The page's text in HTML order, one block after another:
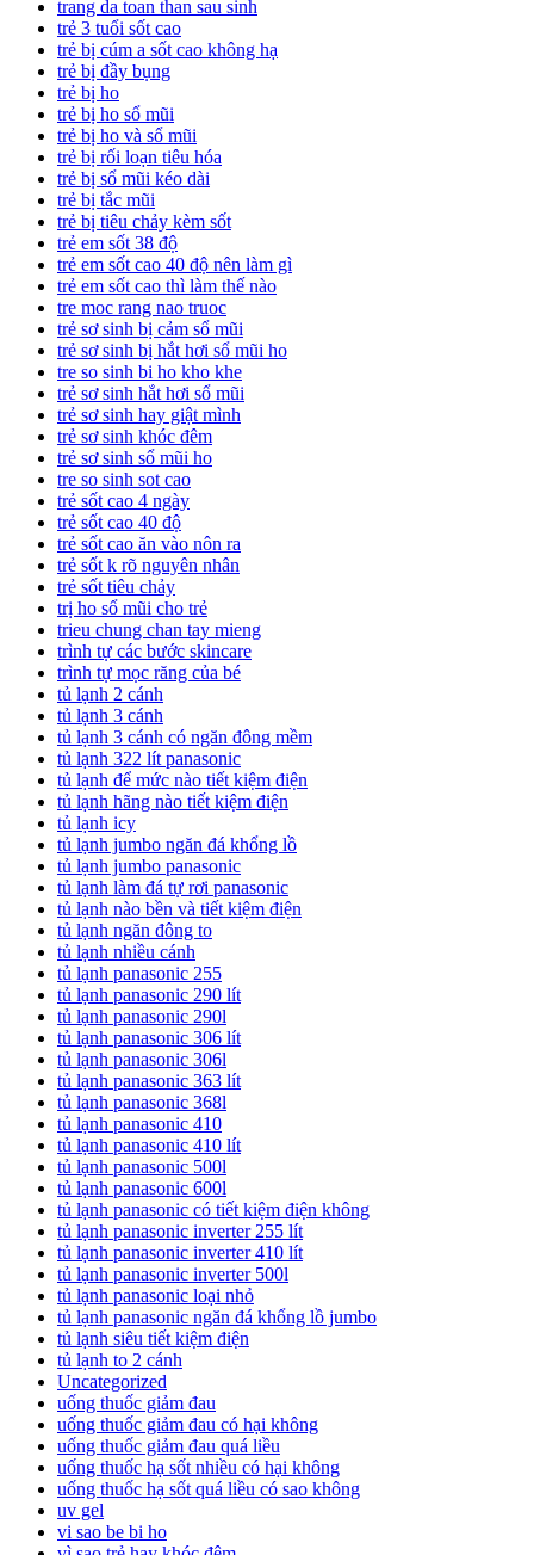
trang da toan than sau sinh
trẻ 3 tuổi sốt cao
trẻ bị cúm a sốt cao không hạ
trẻ bị đầy bụng
trẻ bị ho
trẻ bị ho sổ mũi
trẻ bị ho và sổ mũi
trẻ bị rối loạn tiêu hóa
trẻ bị sổ mũi kéo dài
trẻ bị tắc mũi
trẻ bị tiêu chảy kèm sốt
trẻ em sốt 38 độ
trẻ em sốt cao 40 độ nên làm gì
trẻ em sốt cao thì làm thế nào
tre moc rang nao truoc
trẻ sơ sinh bị cảm sổ mũi
trẻ sơ sinh bị hắt hơi sổ mũi ho
tre so sinh bi ho kho khe
trẻ sơ sinh hắt hơi sổ mũi
trẻ sơ sinh hay giật mình
trẻ sơ sinh khóc đêm
trẻ sơ sinh sổ mũi ho
tre so sinh sot cao
trẻ sốt cao 4 ngày
trẻ sốt cao 40 độ
trẻ sốt cao ăn vào nôn ra
trẻ sốt k rõ nguyên nhân
trẻ sốt tiêu chảy
trị ho sổ mũi cho trẻ
trieu chung chan tay mieng
trình tự các bước skincare
trình tự mọc răng của bé
tủ lạnh 2 cánh
tủ lạnh 3 cánh
tủ lạnh 3 cánh có ngăn đông mềm
tủ lạnh 322 lít panasonic
tủ lạnh để mức nào tiết kiệm điện
tủ lạnh hãng nào tiết kiệm điện
tủ lạnh icy
tủ lạnh jumbo ngăn đá khổng lồ
tủ lạnh jumbo panasonic
tủ lạnh làm đá tự rơi panasonic
tủ lạnh nào bền và tiết kiệm điện
tủ lạnh ngăn đông to
tủ lạnh nhiều cánh
tủ lạnh panasonic 255
tủ lạnh panasonic 290 lít
tủ lạnh panasonic 290l
tủ lạnh panasonic 306 lít
tủ lạnh panasonic 306l
tủ lạnh panasonic 363 lít
tủ lạnh panasonic 368l
tủ lạnh panasonic 410
tủ lạnh panasonic 410 lít
tủ lạnh panasonic 500l
tủ lạnh panasonic 600l
tủ lạnh panasonic có tiết kiệm điện không
tủ lạnh panasonic inverter 255 lít
tủ lạnh panasonic inverter 410 lít
tủ lạnh panasonic inverter 500l
tủ lạnh panasonic loại nhỏ
tủ lạnh panasonic ngăn đá khổng lồ jumbo
tủ lạnh siêu tiết kiệm điện
tủ lạnh to 2 cánh
Uncategorized
uống thuốc giảm đau
uống thuốc giảm đau có hại không
uống thuốc giảm đau quá liều
uống thuốc hạ sốt nhiều có hại không
uống thuốc hạ sốt quá liều có sao không
uv gel
vi sao be bi ho